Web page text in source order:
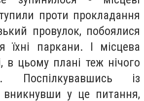
проти прокладання
провулок, побоялися
їхні паркани. І місцева
в цьому плані теж нічого
Поспілкувавшись із
вникнувши у це питання,